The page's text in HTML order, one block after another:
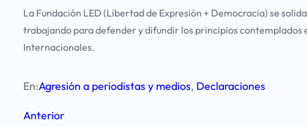
La Fundación LED (Libertad de Expresión + Democracia) se
trabajando para defender y difundir los principios contemplados
Internacionales.
En:Agresión a periodistas y medios, Declaraciones
Anterior